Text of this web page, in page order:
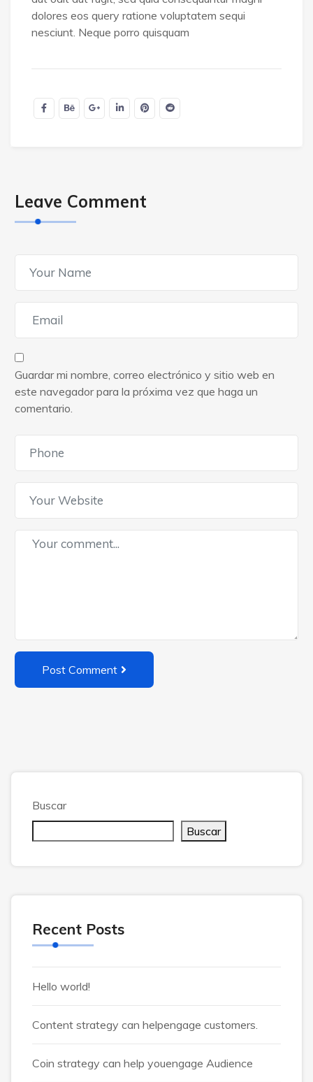
dolores eos query ratione voluptatem sequi
nesciunt. Neque porro quisquam
Leave Comment
Guardar mi nombre, correo electrónico y sitio web en
este navegador para la próxima vez que haga un
comentario.
Post Comment
Buscar
Buscar
Recent Posts
Hello world!
Content strategy can helpengage customers.
Coin strategy can help youengage Audience